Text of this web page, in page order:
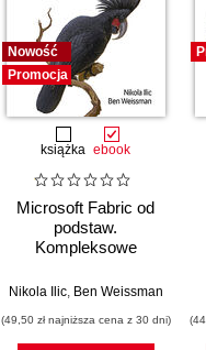
Nowość
Promocja
książka ebook
Microsoft Fabric od
podstaw.
Kompleksowe
nowoczesnej
Nikola Ilic, Ben Weissman
(49,50 zł najniższa cena z 30 dni)